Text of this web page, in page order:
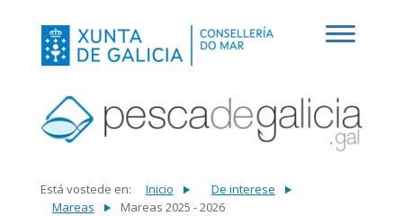
Está vostede en: Inicio
De interese
Mareas
Mareas 2025 - 2026